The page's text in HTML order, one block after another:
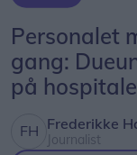
Personalet
gang:
på
Frederikke
Journalist